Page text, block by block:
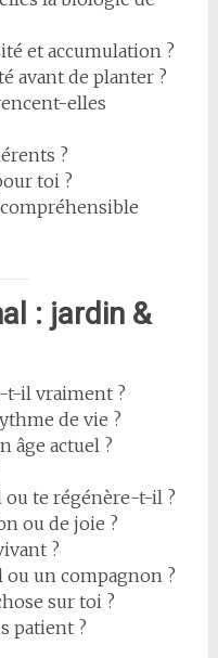
et accumulation ?
avant de planter ?
elles
?
toi ?
: jardin &
t-il vraiment ?
de vie ?
âge actuel ?
te régénère-t-il ?
ou de joie ?
?
un compagnon ?
sur toi ?
patient ?